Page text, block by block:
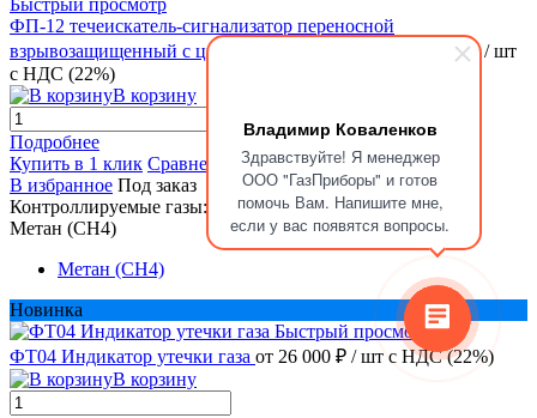
Владимир Коваленков
Здравствуйте! Я менеджер
ООО "ГазПриборы" и готов
помочь Вам. Напишите мне,
если у вас появятся вопросы.
ФП-12 течеискатель-сигнализатор переносной
взрывозащищенный с цифровой индикацией
от 32 400 ₽/ шт
с НДС (22%)
В корзину
Подробнее
Купить в 1 клик Сравнение
В избранное Под заказ
Контроллируемые газы:
Метан (CH4)
Метан (CH4)
Новинка
Быстрый просмотр
ФТ04 Индикатор утечки газа от 26 000 ₽ / шт с НДС (22%)
В корзину